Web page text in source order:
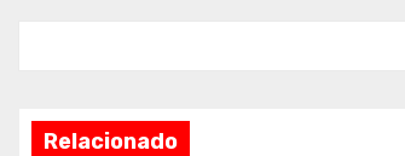
Relacionado